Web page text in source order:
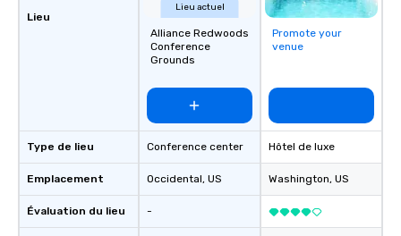
Lieu
Type de lieu
Emplacement
Évaluation du lieu
Lieu actuel
Alliance Redwoods
Conference
Grounds
Conference center
Occidental, US
-
Promote your
venue
Hôtel de luxe
Washington, US